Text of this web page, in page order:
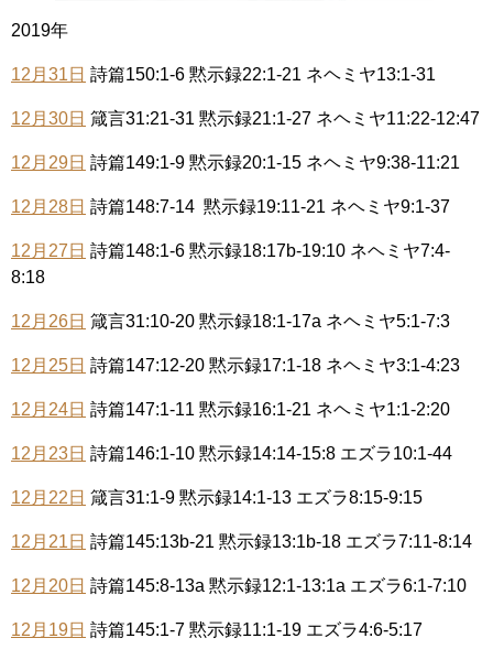
2019年
12月31日 詩篇150:1-6 黙示録22:1-21 ネヘミヤ13:1-31
12月30日 箴言31:21-31 黙示録21:1-27 ネヘミヤ11:22-12:47
12月29日 詩篇149:1-9 黙示録20:1-15 ネヘミヤ9:38-11:21
12月28日 詩篇148:7-14 黙示録19:11-21 ネヘミヤ9:1-37
12月27日 詩篇148:1-6 黙示録18:17b-19:10 ネヘミヤ7:4-
8:18
12月26日 箴言31:10-20 黙示録18:1-17a ネヘミヤ5:1-7:3
12月25日 詩篇147:12-20 黙示録17:1-18 ネヘミヤ3:1-4:23
12月24日 詩篇147:1-11 黙示録16:1-21 ネヘミヤ1:1-2:20
12月23日 詩篇146:1-10 黙示録14:14-15:8 エズラ10:1-44
12月22日 箴言31:1-9 黙示録14:1-13 エズラ8:15-9:15
12月21日 詩篇145:13b-21 黙示録13:1b-18 エズラ7:11-8:14
12月20日 詩篇145:8-13a 黙示録12:1-13:1a エズラ6:1-7:10
12月19日 詩篇145:1-7 黙示録11:1-19 エズラ4:6-5:17